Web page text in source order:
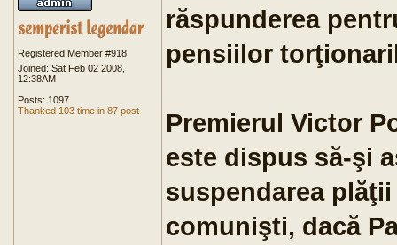
Registered Member #918
Joined: Sat Feb 02 2008,
12:38AM
Posts: 1097
Thanked 103 time in 87 post
răspunderea
pensiilor
Premierul Victor
este dispus să-şi
suspendarea
comunişti, dacă